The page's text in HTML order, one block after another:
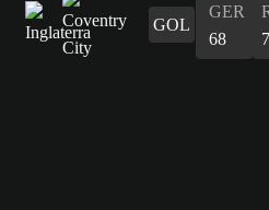
GOL
GER
68